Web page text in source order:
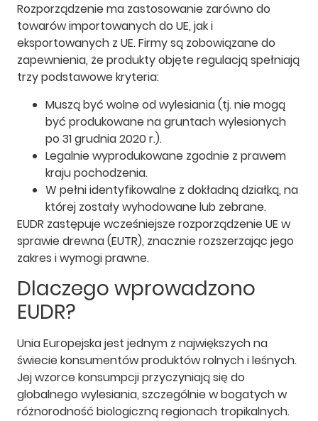
Rozporządzenie ma zastosowanie zarówno do
towarów importowanych do UE, jak i
eksportowanych z UE. Firmy są zobowiązane do
zapewnienia, że produkty objęte regulacją spełniają
trzy podstawowe kryteria:
Muszą być wolne od wylesiania (tj. nie mogą
być produkowane na gruntach wylesionych
po 31 grudnia 2020 r.).
Legalnie wyprodukowane zgodnie z prawem
kraju pochodzenia.
W pełni identyfikowalne z dokładną działką, na
której zostały wyhodowane lub zebrane.
EUDR zastępuje wcześniejsze rozporządzenie UE w
sprawie drewna (EUTR), znacznie rozszerzając jego
zakres i wymogi prawne.
Dlaczego wprowadzono
EUDR?
Unia Europejska jest jednym z największych na
świecie konsumentów produktów rolnych i leśnych.
Jej wzorce konsumpcji przyczyniają się do
globalnego wylesiania, szczególnie w bogatych w
różnorodność biologiczną regionach tropikalnych.